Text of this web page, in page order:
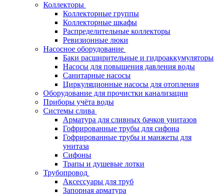
Коллекторы
Коллекторные группы
Коллекторные шкафы
Распределительные коллекторы
Ревизионные люки
Насосное оборудование
Баки расширительные и гидроаккумуляторы
Насосы для повышения давления воды
Санитарные насосы
Циркуляционные насосы для отопления
Оборудование для прочистки канализации
Приборы учёта воды
Системы слива
Арматура для сливных бачков унитазов
Гофрированные трубы для сифона
Гофрированные трубы и манжеты для
унитаза
Сифоны
Трапы и душевые лотки
Трубопровод
Аксессуары для труб
Запорная арматура